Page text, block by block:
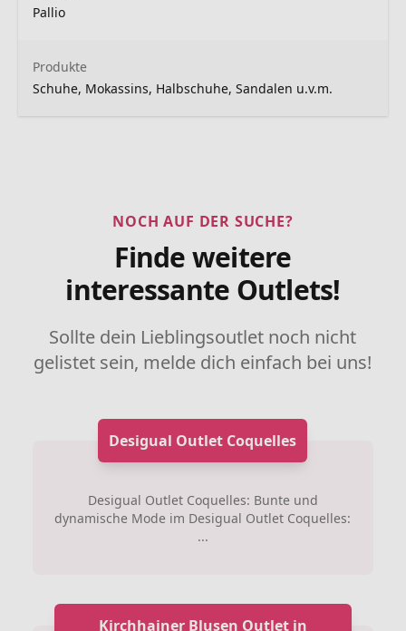
Pallio
Produkte
Schuhe, Mokassins, Halbschuhe, Sandalen u.v.m.
NOCH AUF DER SUCHE?
Finde weitere
interessante Outlets!
Sollte dein Lieblingsoutlet noch nicht
gelistet sein, melde dich einfach bei uns!
Desigual Outlet Coquelles
Desigual Outlet Coquelles: Bunte und
dynamische Mode im Desigual Outlet Coquelles:
...
Kirchhainer Blusen Outlet in